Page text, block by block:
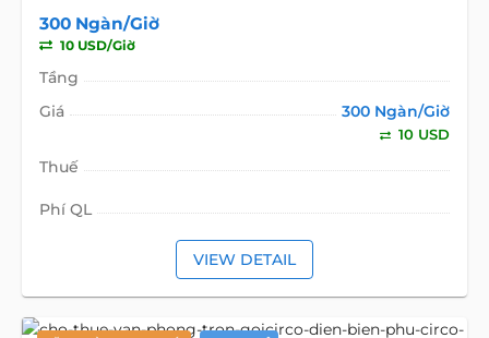
300 Ngàn/Giờ
10 USD/Giờ
Tầng
Giá
300 Ngàn/Giờ
10 USD
Thuế
Phí QL
VIEW DETAIL